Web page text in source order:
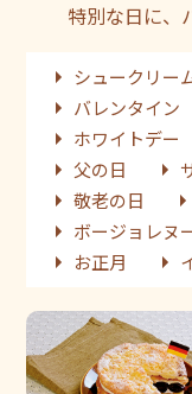
特別な日に、
シュークリー
バレンタイン
ホワイトデー
父の日
敬老の日
ボージョレヌ
お正月